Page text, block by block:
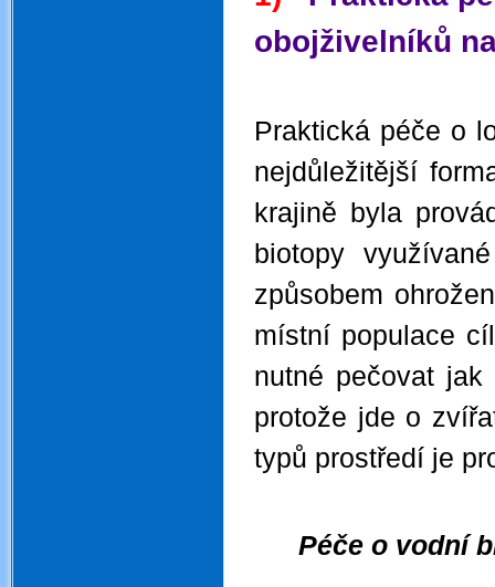
obojživelníků
Praktická péče o
nejdůležitější
krajině byla
biotopy
způsobem
místní populace
nutné pečovat
protože jde o
typů prostředí je
Péče o vodní